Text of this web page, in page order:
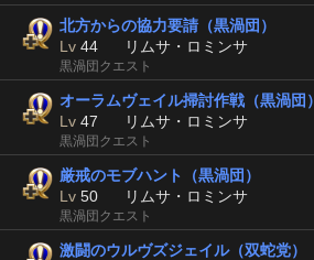
北方からの協力要請（黒渦団）
Lv 44 リムサ・ロミンサ
黒渦団クエスト
オーラムヴェイル掃討作戦（黒渦団）
Lv 47 リムサ・ロミンサ
黒渦団クエスト
厳戒のモブハント（黒渦団）
Lv 50 リムサ・ロミンサ
黒渦団クエスト
激闘のウルヴズジェイル（双蛇党）